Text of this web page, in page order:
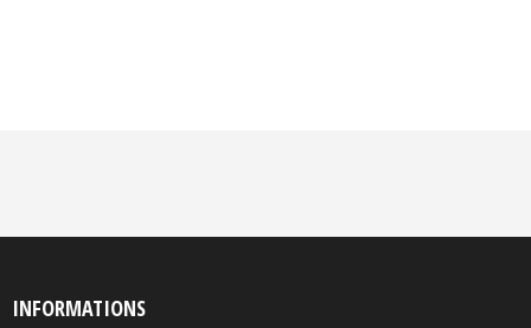
INFORMATIONS